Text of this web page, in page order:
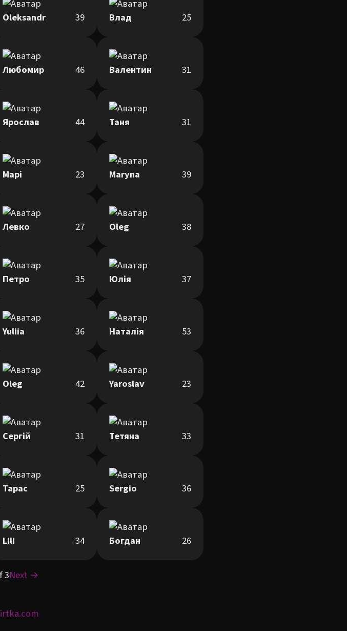
Oleksandr 39 Влад 25
Любомир 46 Валентин 31
Ярослав 44 Таня 31
Марі 23 Maryna 39
Левко 27 Oleg 38
Петро 35 Юлія 37
Yuliia 36 Наталія 53
Oleg 42 Yaroslav 23
Сергій 31 Тетяна 33
Тарас 25 Sergio 36
Lili 34 Богдан 26
3Next →